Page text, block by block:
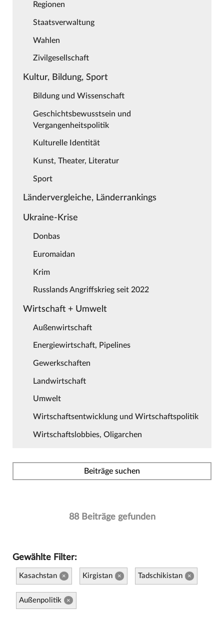
Regionen
Staatsverwaltung
Wahlen
Zivilgesellschaft
Kultur, Bildung, Sport
Bildung und Wissenschaft
Geschichtsbewusstsein und
Vergangenheitspolitik
Kulturelle Identität
Kunst, Theater, Literatur
Sport
Ländervergleiche, Länderrankings
Ukraine-Krise
Donbas
Euromaidan
Krim
Russlands Angriffskrieg seit 2022
Wirtschaft + Umwelt
Außenwirtschaft
Energiewirtschaft, Pipelines
Gewerkschaften
Landwirtschaft
Umwelt
Wirtschaftsentwicklung und Wirtschaftspolitik
Wirtschaftslobbies, Oligarchen
Beiträge suchen
88 Beiträge gefunden
Gewählte Filter:
Kasachstan × Kirgistan × Tadschikistan ×
Außenpolitik ×